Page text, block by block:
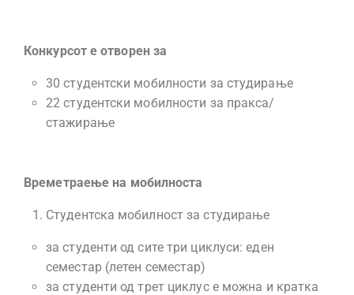
Конкурсот е отворен за
30 студентски мобилности за студирање
22 студентски мобилности за пракса/
стажирање
Времетраење на мобилноста
Студентска мобилност за студирање
за студенти од сите три циклуси: еден
семестар (летен семестар)
за студенти од трет циклус е можна и кратка